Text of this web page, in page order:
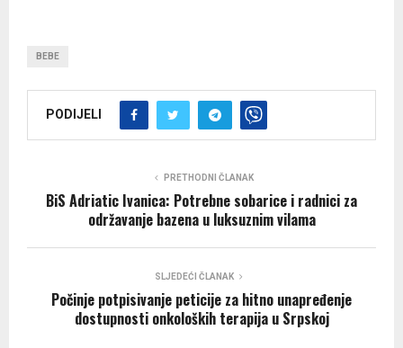
BEBE
PODIJELI
PRETHODNI ČLANAK
BiS Adriatic Ivanica: Potrebne sobarice i radnici za
održavanje bazena u luksuznim vilama
SLJEDEĆI ČLANAK
Počinje potpisivanje peticije za hitno unapređenje
dostupnosti onkoloških terapija u Srpskoj